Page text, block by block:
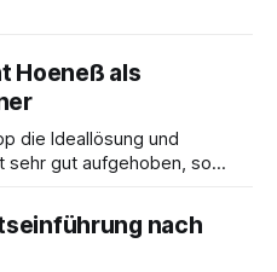
Hoeneß als
die Ideallösung und
sehr gut aufgehoben, so
nach